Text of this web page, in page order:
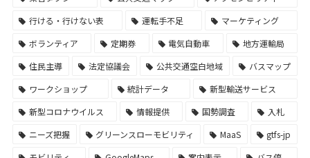
行ける・行けない表
運転手不足
マーケティング
ボランティア
定期券 電気自動車
地方運輸局
住民主導
法定協議会 公共交通空白地域
バスマップ
ワークショップ
統計データ
新型輸送サービス
新型コロナウイルス
情報提供 国勢調査
入札
ニーズ把握
グリーンスローモビリティ MaaS
gtfs-jp